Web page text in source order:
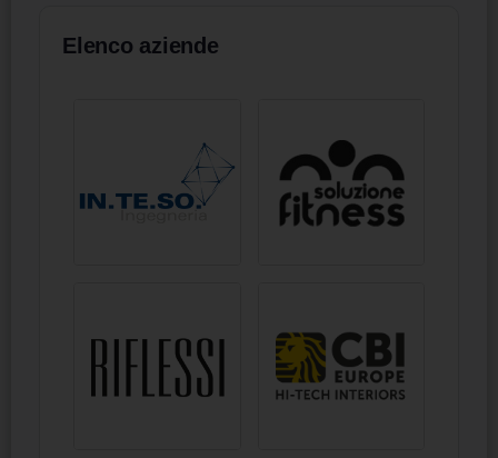
Elenco aziende